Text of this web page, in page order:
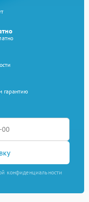
гарантию
конфиденциальности